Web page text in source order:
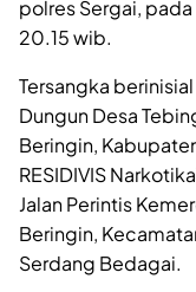
polres Sergai,
20.15 wib.
Tersangka berinisial
Dungun Desa
Beringin,
RESIDIVIS
Jalan Perintis
Beringin,
Serdang Bedagai.